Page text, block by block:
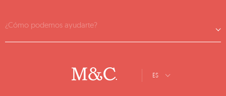
¿Cómo podemos ayudarte?
ES